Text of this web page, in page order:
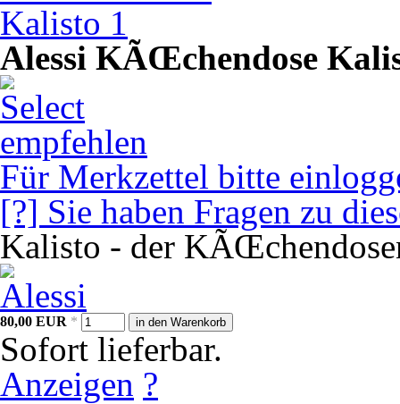
Alessi KÃŒchendose
empfehlen
Für Merkzettel bitte
[?] Sie haben Fragen zu
Kalisto - der
80,00 EUR * in den Warenkorb
Sofort lieferbar.
Anzeigen ?